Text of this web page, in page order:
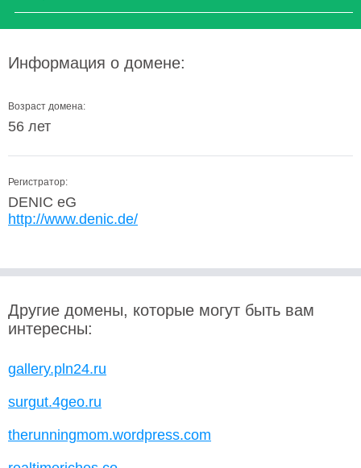
Информация о домене:
Возраст домена:
56 лет
Регистратор:
DENIC eG
http://www.denic.de/
Другие домены, которые могут быть вам
интересны:
gallery.pln24.ru
surgut.4geo.ru
therunningmom.wordpress.com